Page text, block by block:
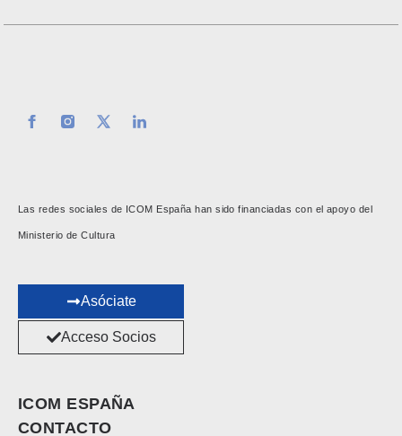
Las redes sociales de ICOM España han sido financiadas con el apoyo del
Ministerio de Cultura
Asóciate
Acceso Socios
ICOM ESPAÑA
CONTACTO